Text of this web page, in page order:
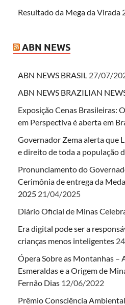
Resultado da Mega da Virada
ABN NEWS
ABN NEWS BRASIL 27/07/
ABN NEWS BRAZILIAN
Exposição Cenas Brasileiras:
em Perspectiva é aberta em
Governador Zema alerta que
e direito de toda a população
Pronunciamento do
Cerimônia de entrega da
2025 21/04/2025
Diário Oficial de Minas
Era digital pode ser a
crianças menos inteligentes
Ópera Sobre as Montanhas –
Esmeraldas e a Origem de
Fernão Dias 12/06/2022
Prêmio Consciência